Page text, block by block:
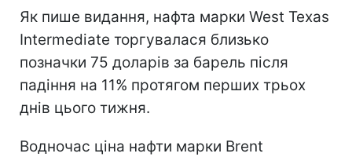
Як пише видання, нафта марки West Texas
Intermediate торгувалася близько
позначки 75 доларів за барель після
падіння на 11% протягом перших трьох
днів цього тижня.
Водночас ціна нафти марки Brent